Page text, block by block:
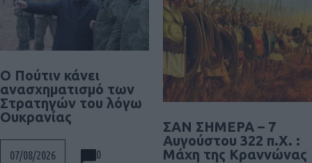
Ο Πούτιν κάνει
ανασχηματισμό των
Στρατηγών του λόγω
Ουκρανίας
07/08/2026 0
ΣΑΝ ΣΗΜΕΡΑ – 7
Αυγούστου 322 π.Χ. :
Μάχη της Κραννώνας